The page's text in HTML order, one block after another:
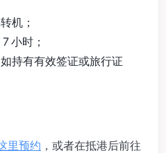
机；
小时；
持有有效签证或旅行证
里预约 ，或者在抵港后前往